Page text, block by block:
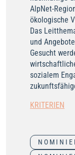
AlpNet-
ökologische
Das
und
Gesucht
sozialem
KRITERIEN